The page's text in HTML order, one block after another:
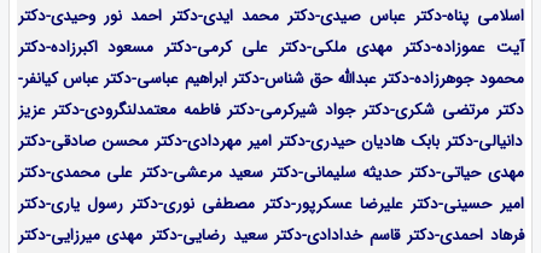
اسلامی پناه-دکتر عباس صیدی-دکتر محمد ایدی-دکتر احمد نور وحیدی-دکتر
آیت عموزاده-دکتر مهدی ملکی-دکتر علی کرمی-دکتر مسعود اکبرزاده-دکتر
محمود جوهرزاده-دکتر عبدالله حق شناس-دکتر ابراهیم عباسی-دکتر عباس کیانفر-
دکتر مرتضی شکری-دکتر جواد شیرکرمی-دکتر فاطمه معتمدلنگرودی-دکتر عزیز
دانیالی-دکتر بابک هادیان حیدری-دکتر امیر مهردادی-دکتر محسن صادقی-دکتر
مهدی حیاتی-دکتر حدیثه سلیمانی-دکتر سعید مرعشی-دکتر علی محمدی-دکتر
امیر حسینی-دکتر علیرضا عسکرپور-دکتر مصطفی نوری-دکتر رسول یاری-دکتر
فرهاد احمدی-دکتر قاسم خدادادی-دکتر سعید رضایی-دکتر مهدی میرزایی-دکتر